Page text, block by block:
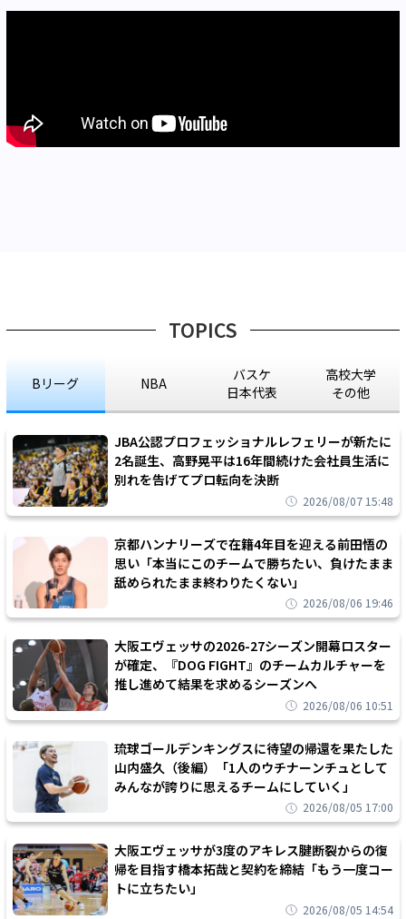
TOPICS
Bリーグ NBA
バスケ
日本代表
高校大学
その他
JBA公認プロフェッショナルレフェリーが新たに
2名誕生、高野晃平は16年間続けた会社員生活に
別れを告げてプロ転向を決断
2026/08/07 15:48
京都ハンナリーズで在籍4年目を迎える前田悟の
思い「本当にこのチームで勝ちたい、負けたまま
舐められたまま終わりたくない」
2026/08/06 19:46
大阪エヴェッサの2026-27シーズン開幕ロスター
が確定、『DOG FIGHT』のチームカルチャーを
推し進めて結果を求めるシーズンへ
2026/08/06 10:51
琉球ゴールデンキングスに待望の帰還を果たした
山内盛久（後編）「1人のウチナーンチュとして
みんなが誇りに思えるチームにしていく」
2026/08/05 17:00
大阪エヴェッサが3度のアキレス腱断裂からの復
帰を目指す橋本拓哉と契約を締結「もう一度コー
トに立ちたい」
2026/08/05 14:54